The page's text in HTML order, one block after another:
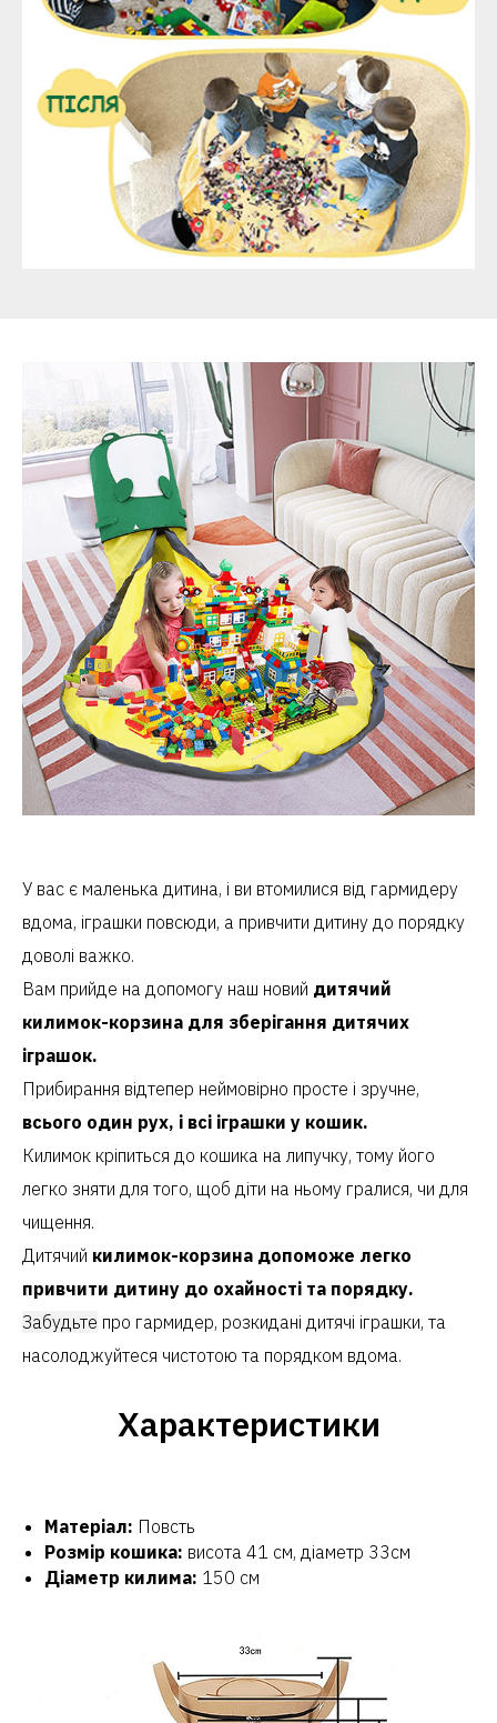
У вас є маленька дитина, і ви втомилися від гармидеру
вдома, іграшки повсюди, а привчити дитину до порядку
доволі важко.
Вам прийде на допомогу наш новий дитячий
килимок-корзина для зберігання дитячих
іграшок.
Прибирання відтепер неймовірно просте і зручне,
всього один рух, і всі іграшки у кошик.
Килимок кріпиться до кошика на липучку, тому його
легко зняти для того, щоб діти на ньому гралися, чи для
чищення.
Дитячий килимок-корзина допоможе легко
привчити дитину до охайності та порядку.
Забудьте про гармидер, розкидані дитячі іграшки, та
насолоджуйтеся чистотою та порядком вдома.
Характеристики
Матеріал: Повсть
Розмір кошика: висота 41 см, діаметр 33см
Діаметр килима: 150 см